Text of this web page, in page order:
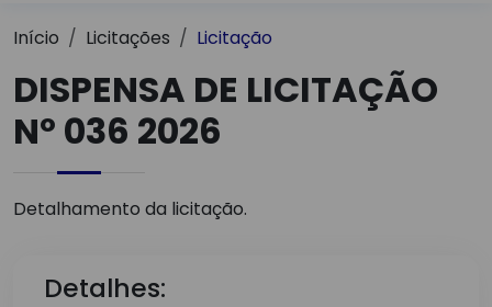
Início Licitações Licitação
DISPENSA DE LICITAÇÃO
Nº 036 2026
Detalhamento da licitação.
Detalhes: